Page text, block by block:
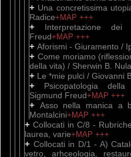
+ Una concretissima
Radice+MAP +++
+
Interpretazione
Freud+MAP +++
+ Aforismi - Giuramento /
+ Come moriamo
della vita) / Sherwin B.
+ Le *mie pulci / Giovanni
+
Psicopatologia
Sigmund Freud+MAP +++
+ Asso nella manica a
Montalcini+MAP +++
+ Collocati in C/8 -
laurea, varie+MAP +++
+ Collocati in D/1 - A)
vetro, arhceologia,